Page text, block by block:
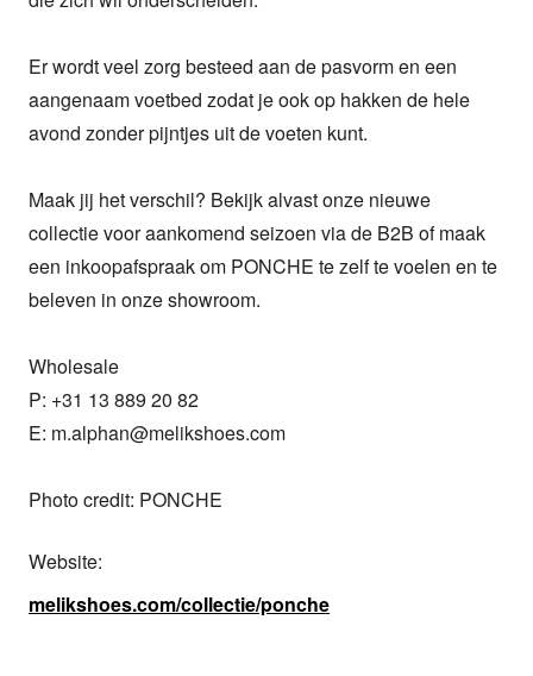
Er wordt veel zorg besteed aan de pasvorm en een
aangenaam voetbed zodat je ook op hakken de hele
avond zonder pijntjes uit de voeten kunt.
Maak jij het verschil? Bekijk alvast onze nieuwe
collectie voor aankomend seizoen via de B2B of maak
een inkoopafspraak om PONCHE te zelf te voelen en te
beleven in onze showroom.
Wholesale
P: +31 13 889 20 82
E: m.alphan@melikshoes.com
Photo credit: PONCHE
Website:
melikshoes.com/collectie/ponche